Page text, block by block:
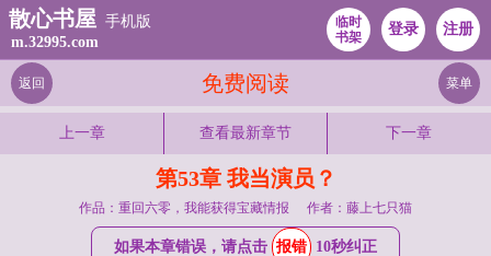
散心书屋 手机版
m.32995.com
临时
书架
登录 注册
免费阅读
返回 菜单
上一章 查看最新章节 下一章
第53章 我当演员？
作品：重回六零，我能获得宝藏情报 作者：藤上七只猫
如果本章错误，请点击 报错 10秒纠正